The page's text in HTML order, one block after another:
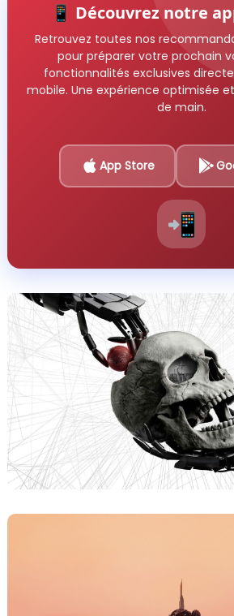
📱 Découvrez notre
Retrouvez toutes nos
pour préparer votre prochain
fonctionnalités exclusives
mobile. Une expérience optimisée
de main.
App Store
📲